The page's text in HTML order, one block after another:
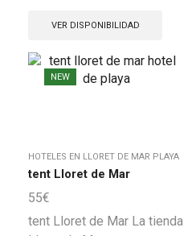
VER DISPONIBILIDAD
NEW
HOTELES EN LLORET DE MAR PLAYA
tent Lloret de Mar
55€
tent Lloret de Mar La tienda